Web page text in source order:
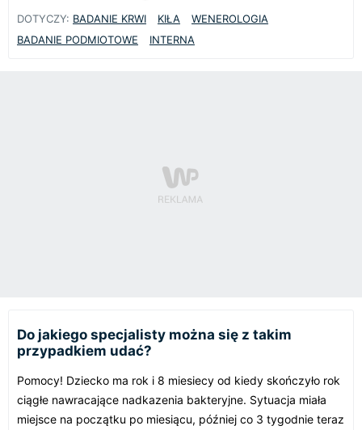
DOTYCZY: BADANIE KRWI KIŁA
WENEROLOGIA
BADANIE PODMIOTOWE
INTERNA
Do jakiego specjalisty można się z takim
przypadkiem udać?
Pomocy! Dziecko ma rok i 8 miesiecy od kiedy skończyło rok
ciągłe nawracające nadkazenia bakteryjne. Sytuacja miała
miejsce na początku po miesiącu, później co 3 tygodnie teraz